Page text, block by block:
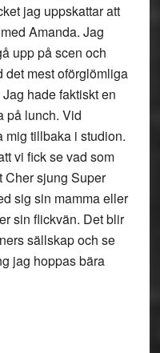
jag uppskattar att
Amanda. Jag
upp på scen och
det mest oförglömliga
hade faktiskt en
på lunch. Vid
mig tillbaka i studion.
vi fick se vad som
Cher sjung Super
sig sin mamma eller
sin flickvän. Det blir
sällskap och se
jag hoppas bära